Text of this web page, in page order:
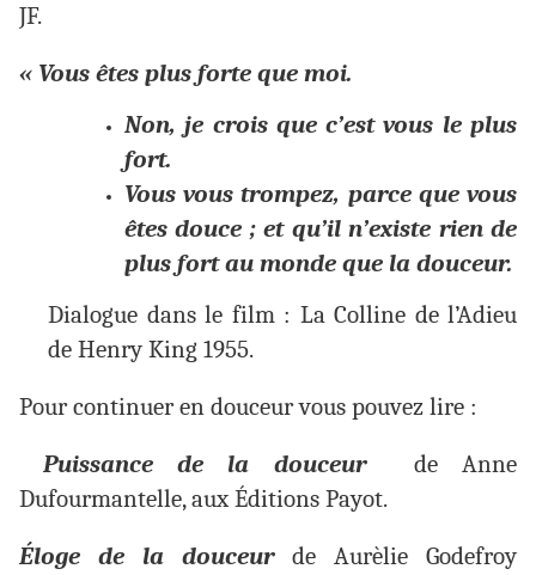
JF.
« Vous êtes plus forte que moi.
Non, je crois que c’est vous le plus
fort.
Vous vous trompez, parce que vous
êtes douce ; et qu’il n’existe rien de
plus fort au monde que la douceur.
Dialogue dans le film : La Colline de l’Adieu
de Henry King 1955.
Pour continuer en douceur vous pouvez lire :
Puissance de la douceur
de Anne
Dufourmantelle, aux Éditions Payot.
Éloge de la douceur de Aurèlie Godefroy